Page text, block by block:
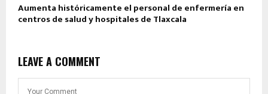
Aumenta históricamente el personal de enfermería en
centros de salud y hospitales de Tlaxcala
LEAVE A COMMENT